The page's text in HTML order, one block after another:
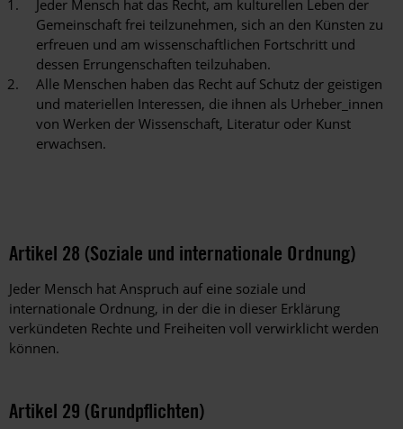
Jeder Mensch hat das Recht, am kulturellen Leben der
Gemeinschaft frei teilzunehmen, sich an den Künsten zu
erfreuen und am wissenschaftlichen Fortschritt und
dessen Errungenschaften teilzuhaben.
Alle Menschen haben das Recht auf Schutz der geistigen
und materiellen Interessen, die ihnen als Urheber_innen
von Werken der Wissenschaft, Literatur oder Kunst
erwachsen.
Artikel 28 (Soziale und internationale Ordnung)
Jeder Mensch hat Anspruch auf eine soziale und
internationale Ordnung, in der die in dieser Erklärung
verkündeten Rechte und Freiheiten voll verwirklicht werden
können.
Artikel 29 (Grundpflichten)